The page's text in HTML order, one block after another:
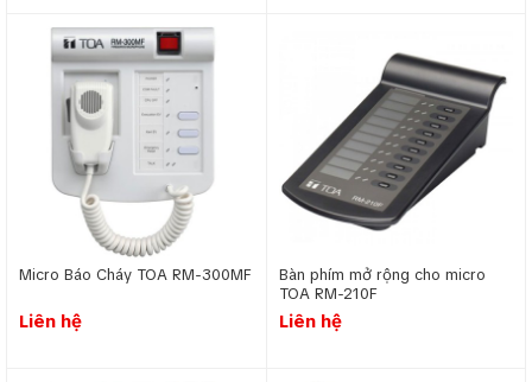
Ứng dụng hệ thống âm thanh thông báo
Ứng dụng hệ thống thông báo tại các nhà xưởng, nhà máy
công nghiệp
Micro Báo Cháy TOA RM-300MF
Liên hệ
Bàn phím mở rộng cho micro
TOA RM-210F
Liên hệ